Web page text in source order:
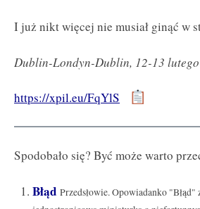
I już nikt więcej nie musiał ginąć w
Dublin-Londyn-Dublin, 12-13
https://xpil.eu/FqYlS
Spodobało się? Być może warto
Błąd Przedsłowie. Opowiadanko "Błąd"